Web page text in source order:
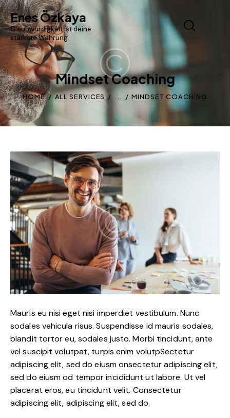
Enes Özkaya
Glaubwürdigkeit ist deine
stärkste Währung.
Mindset Coaching
HOME ALL SERVICES ... MINDSET COACHING
Mauris eu nisi eget nisi imperdiet vestibulum. Nunc
sodales vehicula risus. Suspendisse id mauris sodales,
blandit tortor eu, sodales justo. Morbi tincidunt, ante
vel suscipit volutpat, turpis enim volutpSectetur
adipiscing elit, sed do eiusm onsectetur adipiscing elit,
sed do eiusm od tempor incididunt ut labore. Ut vel
placerat eros, eu tincidunt velit. Consectetur
adipiscing elit, adipiscing elit, sed do.